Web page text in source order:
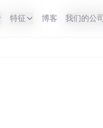
特征 博客 我们的公